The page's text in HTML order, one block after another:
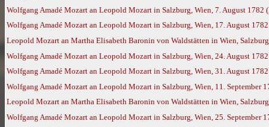
Wolfgang Amadé Mozart an Leopold Mozart in Salzburg, Wien, 7. August 1782
Wolfgang Amadé Mozart an Leopold Mozart in Salzburg, Wien, 17. August
Leopold Mozart an Martha Elisabeth Baronin von Waldstätten in Wien,
Wolfgang Amadé Mozart an Leopold Mozart in Salzburg, Wien, 24. August
Wolfgang Amadé Mozart an Leopold Mozart in Salzburg, Wien, 31. August
Wolfgang Amadé Mozart an Leopold Mozart in Salzburg, Wien, 11. September
Leopold Mozart an Martha Elisabeth Baronin von Waldstätten in Wien,
Wolfgang Amadé Mozart an Leopold Mozart in Salzburg, Wien, 25. September